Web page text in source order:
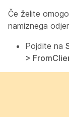
Če želite
namiznega
Pojdite na
>